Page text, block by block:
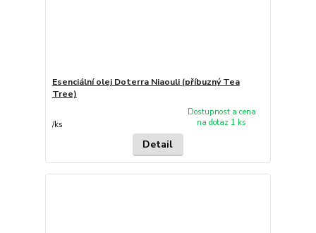
Esenciální olej Doterra Niaouli (příbuzný Tea
Tree)
/ks
Dostupnost a cena
na dotaz 1 ks
Detail